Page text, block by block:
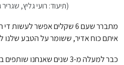
(תיעוד: רועי גליץ,
מתברר שעם 6 שקלים אפשר
איתם כוח אדיר, ששומר על הטבע שלנו
כבר למעלה מ-3 שנים שאנחנו